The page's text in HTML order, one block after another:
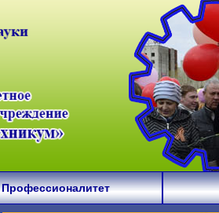
Профессионалитет